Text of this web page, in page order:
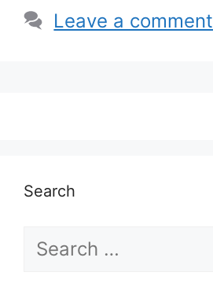
Leave a comment
Search
Search